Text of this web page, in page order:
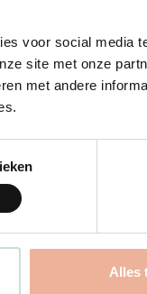
voor social media
site met onze
met andere
Alles
Vertalen